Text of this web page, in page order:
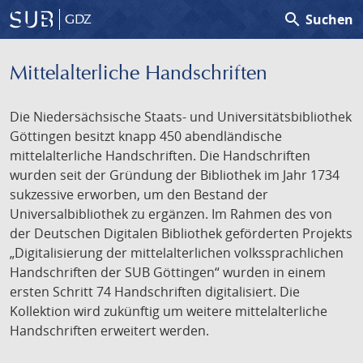
GDZ search Suchen
Mittelalterliche Handschriften
Die Niedersächsische Staats- und Universitätsbibliothek
Göttingen besitzt knapp 450 abendländische
mittelalterliche Handschriften. Die Handschriften
wurden seit der Gründung der Bibliothek im Jahr 1734
sukzessive erworben, um den Bestand der
Universalbibliothek zu ergänzen. Im Rahmen des von
der Deutschen Digitalen Bibliothek geförderten Projekts
„Digitalisierung der mittelalterlichen volkssprachlichen
Handschriften der SUB Göttingen“ wurden in einem
ersten Schritt 74 Handschriften digitalisiert. Die
Kollektion wird zukünftig um weitere mittelalterliche
Handschriften erweitert werden.